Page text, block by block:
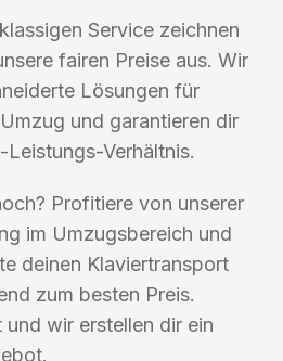
Service zeichnen
fairen Preise aus. Wir
Lösungen für
und garantieren dir
Leistungs-Verhältnis.
Profitiere von unserer
im Umzugsbereich und
deinen Klaviertransport
zum besten Preis.
wir erstellen dir ein